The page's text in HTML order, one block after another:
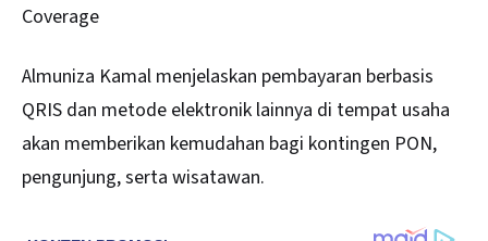
Coverage
Almuniza Kamal menjelaskan pembayaran berbasis
QRIS dan metode elektronik lainnya di tempat usaha
akan memberikan kemudahan bagi kontingen PON,
pengunjung, serta wisatawan.